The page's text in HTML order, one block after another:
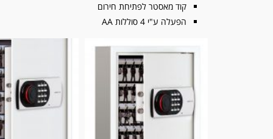
קוד מאסטר לפתיחת חירום
הפעלה ע"י 4 סוללות AA